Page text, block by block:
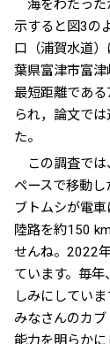
海をわたった
示すると図3の
口（浦賀水道
葉県富津市富
最短距離であ
られ，論文で
た。
この調査では
ペースで移動
ブトムシが電
陸路を約150
せんね。2022
ています。毎
しみにしてい
みなさんのカ
能力を明らか